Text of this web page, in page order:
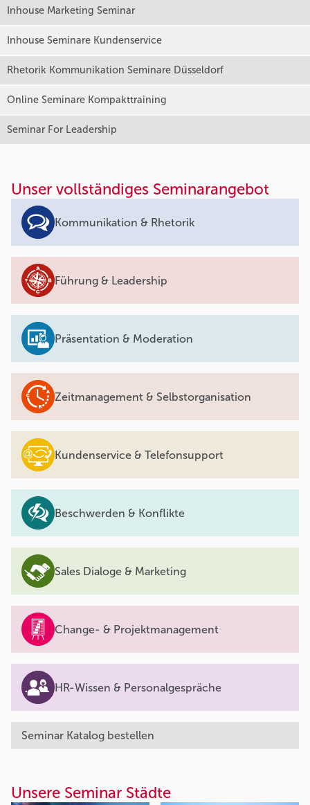
Inhouse Marketing Seminar
Inhouse Seminare Kundenservice
Rhetorik Kommunikation Seminare Düsseldorf
Online Seminare Kompakttraining
Seminar For Leadership
Unser vollständiges Seminarangebot
Kommunikation & Rhetorik
Führung & Leadership
Präsentation & Moderation
Zeitmanagement & Selbstorganisation
Kundenservice & Telefonsupport
Beschwerden & Konflikte
Sales Dialoge & Marketing
Change- & Projektmanagement
HR-Wissen & Personalgespräche
Seminar Katalog bestellen
Unsere Seminar Städte